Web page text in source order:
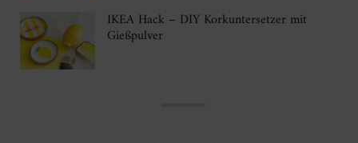
IKEA Hack – DIY Korkuntersetzer mit
Gießpulver